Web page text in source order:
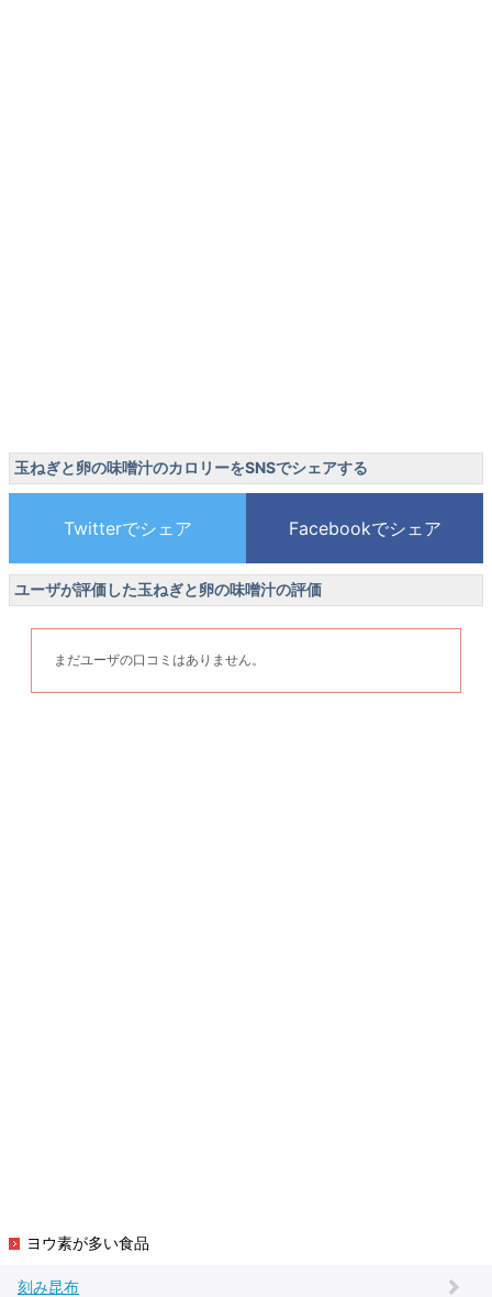
玉ねぎと卵の味噌汁のカロリーをSNSでシェアする
ユーザが評価した玉ねぎと卵の味噌汁の評価
まだユーザの口コミはありません。
ヨウ素が多い食品
刻み昆布